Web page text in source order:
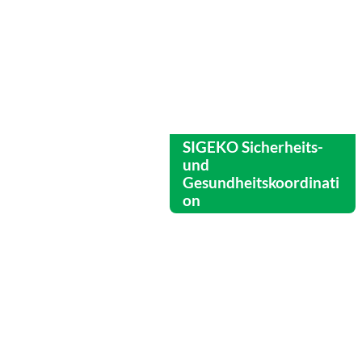
SIGEKO Sicherheits-
und
Gesundheitskoordinati
on